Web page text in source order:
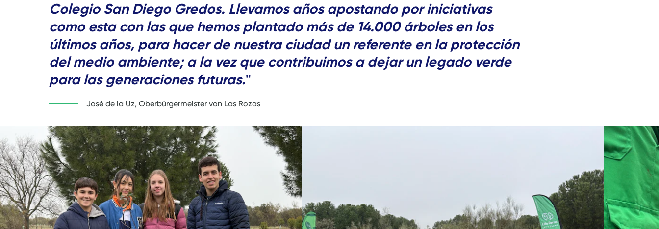
Colegio San Diego Gredos. Llevamos años apostando por iniciativas
como esta con las que hemos plantado más de 14.000 árboles en los
últimos años, para hacer de nuestra ciudad un referente en la protección
del medio ambiente; a la vez que contribuimos a dejar un legado verde
para las generaciones futuras."
José de la Uz, Oberbürgermeister von Las Rozas